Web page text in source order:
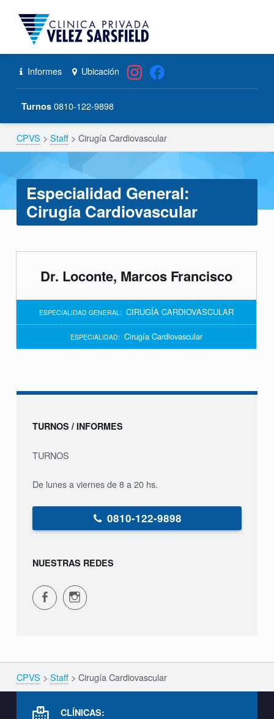
Cirugía Cardiovascular – CPVS
Primary Menu
Header info sidebar Informes Ubicación
Turnos 0810-122-9898
Breadcrumbs navigation
CPVS > Staff> Cirugía Cardiovascular
Especialidad General:
Cirugía Cardiovascular
i
r
a
Dr. Loconte, Marcos Francisco
ESPECIALIDAD GENERAL: CIRUGÍA CARDIOVASCULAR
ESPECIALIDAD: Cirugía Cardiovascular
Sidebar
TURNOS / INFORMES
TURNOS
De lunes a viernes de 8 a 20 hs.
0810-122-9898
NUESTRAS REDES
CPVS en Facebook CPVS en Instagram
Breadcrumbs navigation
CPVS > Staff> Cirugía Cardiovascular
CLÍNICAS: